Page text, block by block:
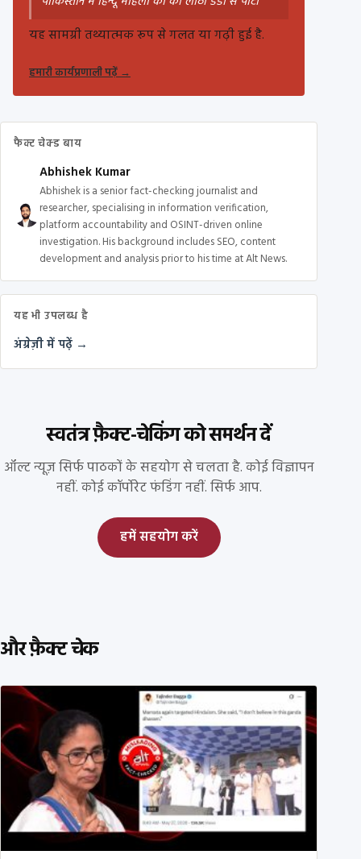
यह सामग्री तथ्यात्मक रूप से गलत या गढ़ी हुई है.
हमारी कार्यप्रणाली पढ़ें→
फैक्ट चेक्ड बाय
Abhishek Kumar
Abhishek is a senior fact-checking journalist and
researcher, specialising in information verification,
platform accountability and OSINT-driven online
investigation. His background includes SEO, content
development and analysis prior to his time at Alt News.
यह भी उपलब्ध है
अंग्रेज़ी में पढ़ें →
स्वतंत्र फ़ैक्ट-चेकिंग को समर्थन दें
ऑल्ट न्यूज़ सिर्फ पाठकों के सहयोग से चलता है. कोई विज्ञापन
नहीं. कोई कॉर्पोरेट फंडिंग नहीं. सिर्फ आप.
हमें सहयोग करें
और फ़ैक्ट चेक